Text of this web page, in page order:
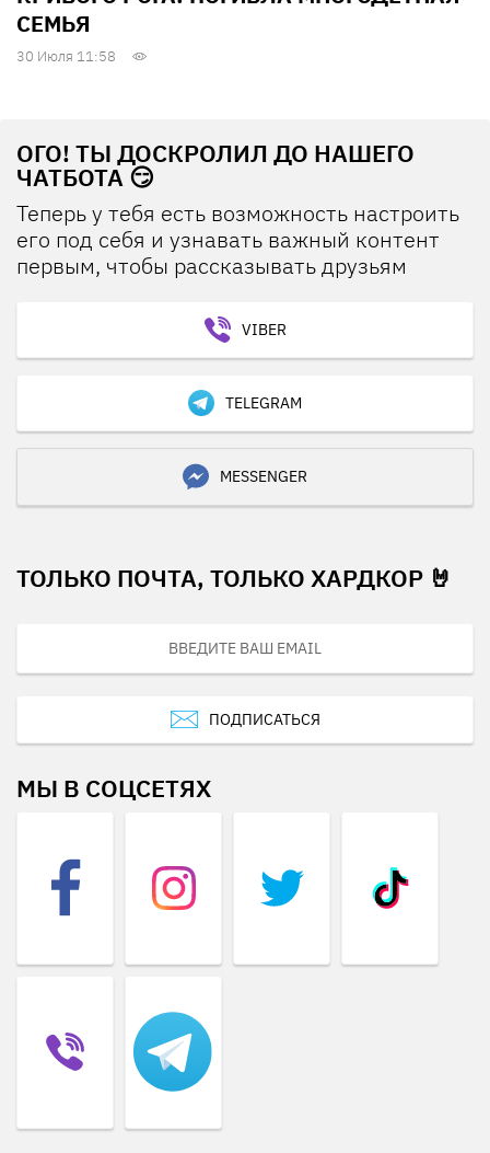
СЕМЬЯ
30 Июля 11:58
ОГО! ТЫ ДОСКРОЛИЛ ДО НАШЕГО
ЧАТБОТА 😏
Теперь у тебя есть возможность настроить
его под себя и узнавать важный контент
первым, чтобы рассказывать друзьям
VIBER
TELEGRAM
MESSENGER
ТОЛЬКО ПОЧТА, ТОЛЬКО ХАРДКОР 🤘
ПОДПИСАТЬСЯ
МЫ В СОЦСЕТЯХ